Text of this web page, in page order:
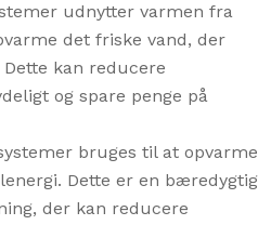
udnytter varmen fra
det friske vand, der
kan reducere
og spare penge på
bruges til at opvarme
Dette er en bæredygtig
der kan reducere